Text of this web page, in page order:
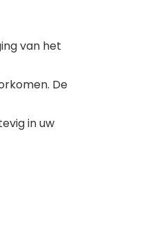
van het
De
in uw